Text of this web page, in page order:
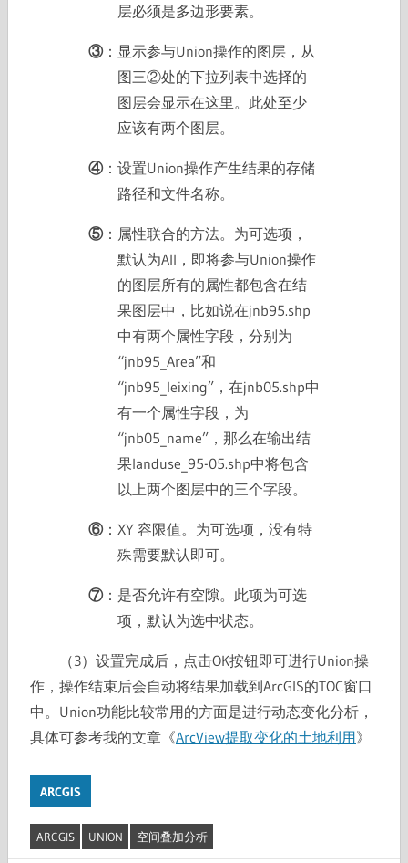
层必须是多边形要素。
③：显示参与Union操作的图层，从
图三②处的下拉列表中选择的
图层会显示在这里。此处至少
应该有两个图层。
④：设置Union操作产生结果的存储
路径和文件名称。
⑤：属性联合的方法。为可选项，
默认为All，即将参与Union操作
的图层所有的属性都包含在结
果图层中，比如说在jnb95.shp
中有两个属性字段，分别为
“jnb95_Area”和
“jnb95_leixing”，在jnb05.shp中
有一个属性字段，为
“jnb05_name”，那么在输出结
果landuse_95-05.shp中将包含
以上两个图层中的三个字段。
⑥：XY 容限值。为可选项，没有特
殊需要默认即可。
⑦：是否允许有空隙。此项为可选
项，默认为选中状态。
（3）设置完成后，点击OK按钮即可进行Union操
作，操作结束后会自动将结果加载到ArcGIS的TOC窗口
中。Union功能比较常用的方面是进行动态变化分析，
具体可参考我的文章《ArcView提取变化的土地利用》
ARCGIS
ARCGIS UNION 空间叠加分析